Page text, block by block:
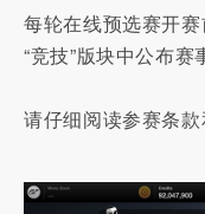
每轮在线预选赛开
“竞技”版块中公布赛
请仔细阅读参赛条款